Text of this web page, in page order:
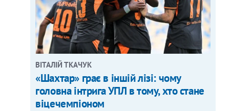
ВІТАЛІЙ ТКАЧУК
«Шахтар» грає в іншій лізі: чому
головна інтрига УПЛ в тому, хто стане
віцечемпіоном